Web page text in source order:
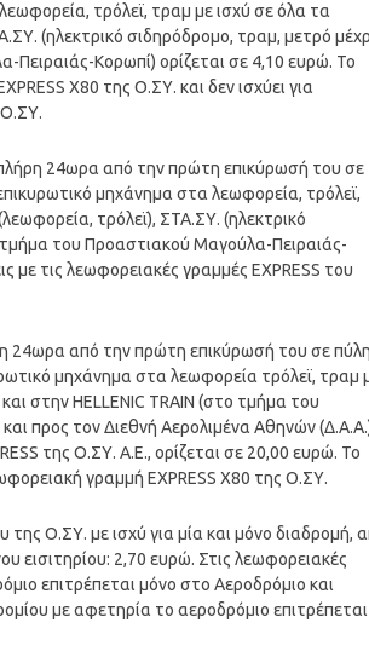
τρόλεϊ, τραμ με ισχύ σε όλα τα
(ηλεκτρικό σιδηρόδρομο, τραμ, μετρό
Πειραιάς-Κορωπί) ορίζεται σε 4,10 ευρώ. Το
Χ80 της Ο.ΣΥ. και δεν ισχύει για
Ο.ΣΥ.
πλήρη 24ωρα από την πρώτη επικύρωσή του σε
μηχάνημα στα λεωφορεία, τρόλεϊ,
τρόλεϊ), ΣΤΑ.ΣΥ. (ηλεκτρικό
τμήμα του Προαστιακού Μαγούλα-Πειραιάς-
με τις λεωφορειακές γραμμές EXPRESS του
24ωρα από την πρώτη επικύρωσή του σε πύλη
μηχάνημα στα λεωφορεία τρόλεϊ, τραμ
στην HELLENIC TRAIN (στο τμήμα του
προς τον Διεθνή Αερολιμένα Αθηνών
της Ο.ΣΥ. Α.Ε., ορίζεται σε 20,00 ευρώ. Το
γραμμή EXPRESS Χ80 της Ο.ΣΥ.
Ο.ΣΥ. με ισχύ για μία και μόνο διαδρομή,
εισιτηρίου: 2,70 ευρώ. Στις λεωφορειακές
επιτρέπεται μόνο στο Αεροδρόμιο και
με αφετηρία το αεροδρόμιο επιτρέπεται